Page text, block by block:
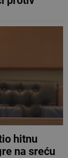
hitnu
na sreću